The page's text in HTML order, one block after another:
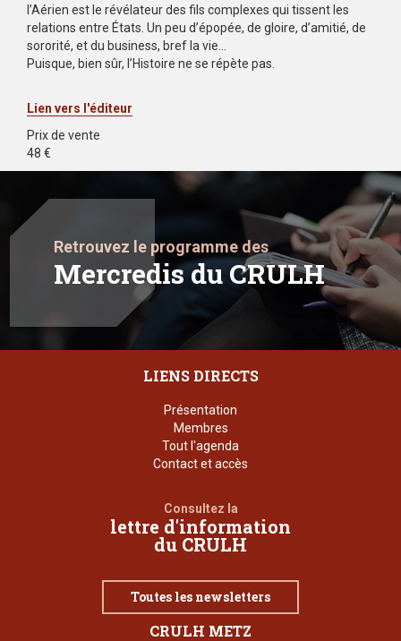
l’Aérien est le révélateur des fils complexes qui tissent les
relations entre États. Un peu d’épopée, de gloire, d’amitié, de
sororité, et du business, bref la vie…
Puisque, bien sûr, l’Histoire ne se répète pas.
Lien vers l'éditeur
Prix de vente
48 €
Retrouvez le programme des
Mercredis du CRULH
LIENS DIRECTS
Présentation
Membres
Tout l'agenda
Contact et accès
Consultez la
lettre d'information
du CRULH
Toutes les newsletters
CRULH METZ